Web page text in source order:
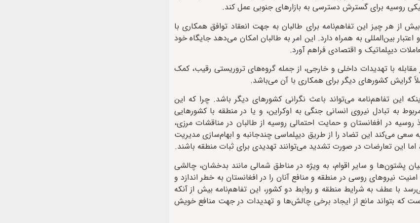
روسیه برای گسترش دسترسی به بازارهای جنوبی عمل کند.
از هر چیز این تفاهم‌نامه برای طالبان به جهت انعقاد توافق همکاری با
بین‌المللی به همراه دارد. این امر به طالبان امکان می‌دهد جایگاه خود
دیپلماتیک و اقتصادی فراهم آورد.
مقابله با تهدیدات داخلی و خارجی، از جمله گروه‌های تروریستی رقیب، کمک
گرایش کشورهای دیگر برای همکاری با آن می‌باشد.
این تفاهم‌نامه می‌تواند باعث نگرانی‌ کشورهای دیگر باشد. چرا که این
به تبادل نیروی انسانی جنگی به اوکراین، و یا در منطقه با کشورهایی
روسیه در افغانستان و حمایت احتمالی روسیه از طالبان در مناقشات مرزی،
می‌کند این تضاد را از طریق دیپلماسی چندجانبه و ابهام‌سازی مدیریت
این تعارضات در صورت تشدید می‌توانند تهدیدی برای ثبات منطقه باشند.
پشتون‌ها و سایر اقوام، به ویژه در مناطق شمالی مانند بدخشان، چالشی
نیروهای روسی در منطقه و منافع آنان را در افغانستان به خطر اندازد و
با عطف به شرایط منطقه و روابط دو کشور، این تفاهم‌نامه بیش از آنکه
که بتواند مانع از ایجاد برخی چالش‌ها و تهدیدات در جهت منافع خویش